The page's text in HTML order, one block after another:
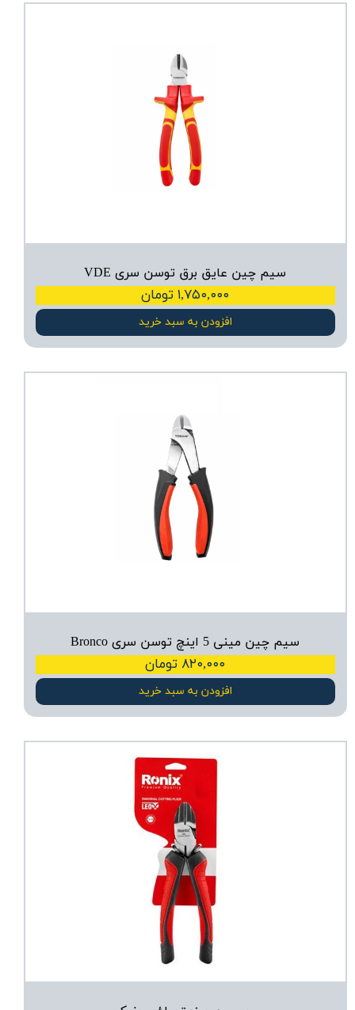
سیم چین عایق برق توسن سری VDE
۱,۷۵۰,۰۰۰ تومان
افزودن به سبد خرید
سیم چین مینی 5 اینچ توسن سری Bronco
۸۲۰,۰۰۰ تومان
افزودن به سبد خرید